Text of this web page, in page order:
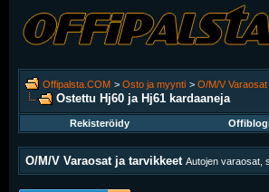
Offipalsta.COM > Osto ja myynti > O/M/V
Ostettu Hj60 ja Hj61 kardaaneja
Rekisteröidy
O/M/V Varaosat ja tarvikkeet Autojen varaosat,